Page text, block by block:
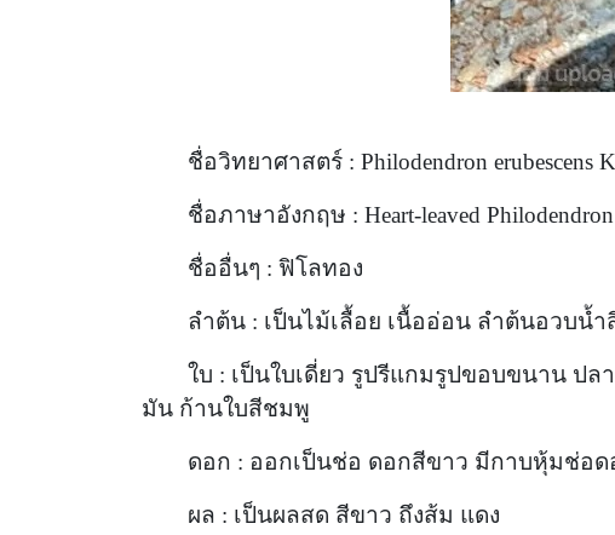
ชื่อวิทยาศาสตร์ : Philodendron erubescens
ชื่อภาษาอังกฤษ : Heart-leaved Philodendron
ชื่ออื่นๆ : ฟิโลทอง
ลำต้น : เป็นไม้เลื้อย เนื้ออ่อน ลำต้นอวบน้ำ
ใบ : เป็นใบเดี่ยว รูปรีแกมรูปขอบขนาน ป
มัน ก้านใบสีชมพู
ดอก : ออกเป็นช่อ ดอกสีขาว มีกาบหุ้มช่อ
ผล : เป็นผลสด สีขาว ถึงส้ม แดง